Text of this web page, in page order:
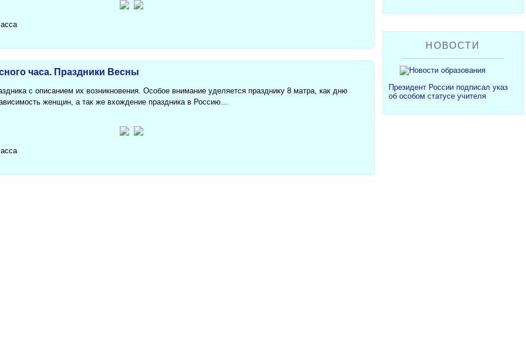
часа. Праздники Весны
с описанием их возникновения. Особое внимание уделяется празднику 8 матра, как дню
женщин, а так же вхождение праздника в Россию...
НОВОСТИ
Президент России подписал указ
об особом статусе учителя